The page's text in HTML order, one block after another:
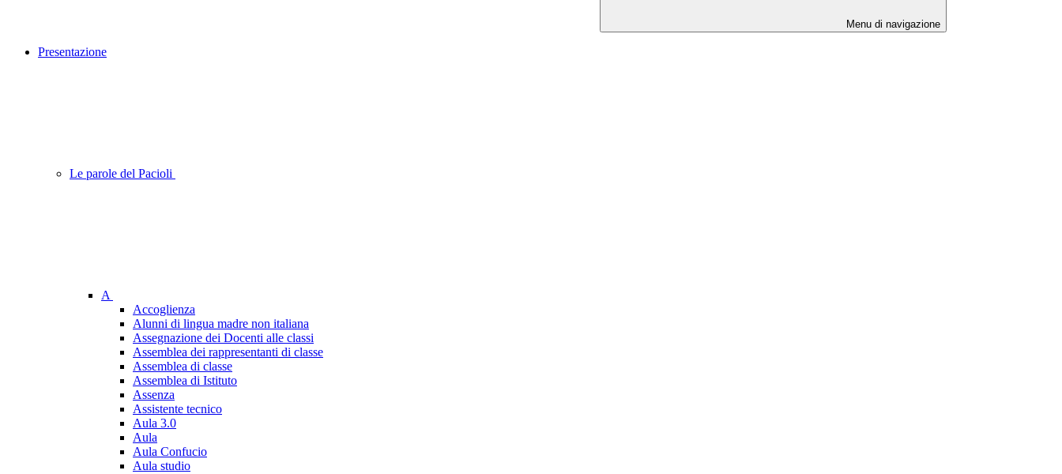
Menu di navigazione
Presentazione
Le parole del Pacioli
A
Accoglienza
Alunni di lingua madre non italiana
Assegnazione dei Docenti alle classi
Assemblea dei rappresentanti di classe
Assemblea di classe
Assemblea di Istituto
Assenza
Assistente tecnico
Aula 3.0
Aula
Aula Confucio
Aula studio